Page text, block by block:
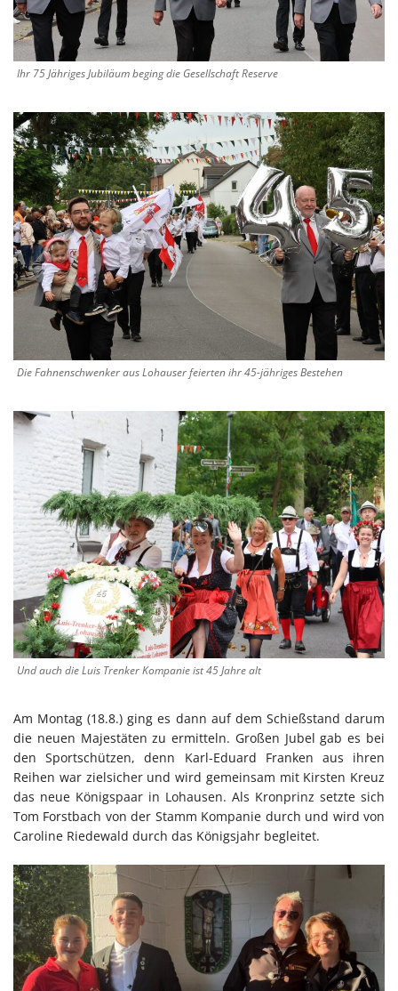
Ihr 75 Jähriges Jubiläum beging die Gesellschaft Reserve
Die Fahnenschwenker aus Lohauser feierten ihr 45-jähriges Bestehen
Und auch die Luis Trenker Kompanie ist 45 Jahre alt
Am Montag (18.8.) ging es dann auf dem Schießstand darum
die neuen Majestäten zu ermitteln. Großen Jubel gab es bei
den Sportschützen, denn Karl-Eduard Franken aus ihren
Reihen war zielsicher und wird gemeinsam mit Kirsten Kreuz
das neue Königspaar in Lohausen. Als Kronprinz setzte sich
Tom Forstbach von der Stamm Kompanie durch und wird von
Caroline Riedewald durch das Königsjahr begleitet.